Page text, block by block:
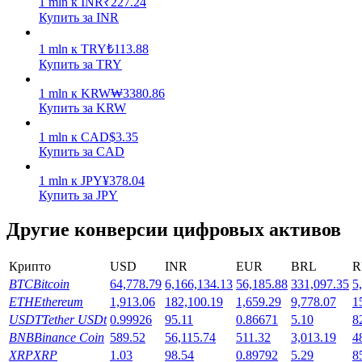
Заработок
Силовая свинья
Получайте конкурентные награды ежедневно
Купить за INR
1 mln к TRY₺113.88
Купить за TRY
1 mln к KRW₩3380.86
Купить за KRW
1 mln к CAD$3.35
Купить за CAD
1 mln к JPY¥378.04
Купить за JPY
Другие конверсии цифровых активов
Крипто USD INR EUR BRL
BTCBitcoin 64,778.79 6,166,134.13 56,185.88 331,097.35
ETHEthereum 1,913.06 182,100.19 1,659.29 9,778.07
USDTTether USDt 0.99926 95.11 0.86671 5.10
BNBBinance Coin 589.52 56,115.74 511.32 3,013.19
XRPXRP 1.03 98.54 0.89792 5.29